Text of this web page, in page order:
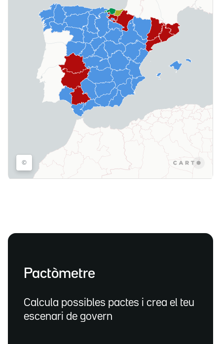
Pactòmetre
Calcula possibles pactes i crea el teu
escenari de govern